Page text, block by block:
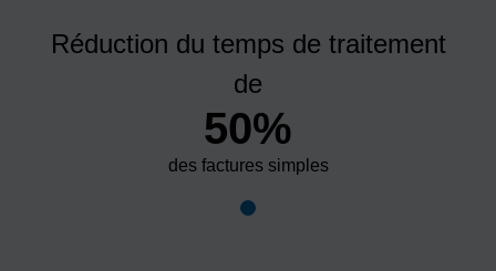
Réduction du temps de traitement
de
50%
des factures simples